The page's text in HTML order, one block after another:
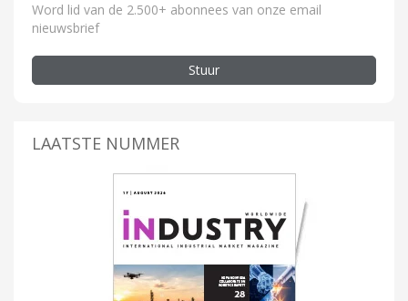
Word lid van de 2.500+ abonnees van onze email
nieuwsbrief
Stuur
LAATSTE NUMMER